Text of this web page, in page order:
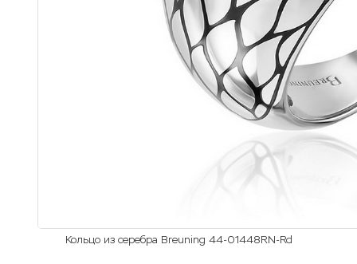
Кольцо из серебра Breuning 44-01448RN-Rd